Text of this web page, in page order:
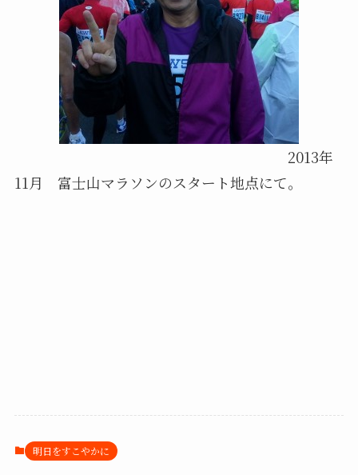
2013年
11月 富士山マラソンのスタート地点にて。
明日をすこやかに